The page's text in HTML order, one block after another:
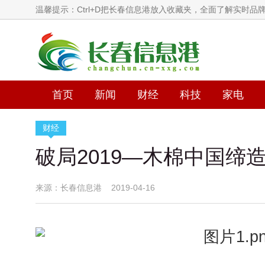
温馨提示：Ctrl+D把长春信息港放入收藏夹，全面了解实时品
首页 新闻 财经 科技 家电
财经
破局2019—木棉中国缔
来源：长春信息港 2019-04-16